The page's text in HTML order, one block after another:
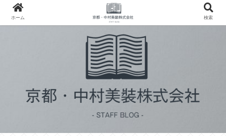
ホーム 検索